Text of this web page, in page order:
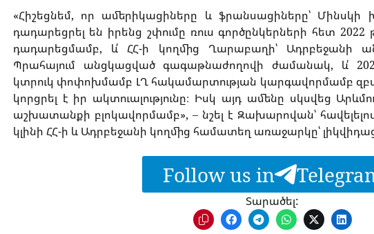
«Հիշեցնեմ, որ ամերիկացիները և ֆրանսացիները՝
դադարեցրել են իրենց շփումը ռուս գործընկերների հետ
դադարեցմամբ, և՛ ՀՀ-ի կողմից Ղարաբաղի՝ Ադրբեջանի
Պրահայում անցկացված գագաթնաժողովի ժամանակ, և՛
կտրուկ փոփոխմամբ ԼՂ հակամարտության կարգավորմամբ
կորցրել է իր ակտուալությունը։ Իսկ այդ ամենը սկսվեց
աշխատանքի բլոկավորմամբ», – նշել է Զախարովան՝
կլինի ՀՀ-ի և Ադրբեջանի կողմից համատեղ առաջարկը՝
Follow us in
Տարածել: